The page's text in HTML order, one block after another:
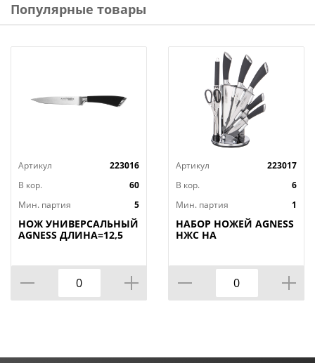
Популярные товары
Артикул
223016
В кор.
60
Мин. партия
5
НОЖ УНИВЕРСАЛЬНЫЙ
AGNESS ДЛИНА=12,5
Артикул
223017
В кор.
6
Мин. партия
1
НАБОР НОЖЕЙ AGNESS
НЖС НА
ПОДСТАВКЕ 8 ПР.,
КОР=6НАБОР.